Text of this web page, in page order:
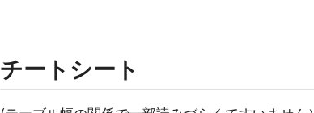
チートシート